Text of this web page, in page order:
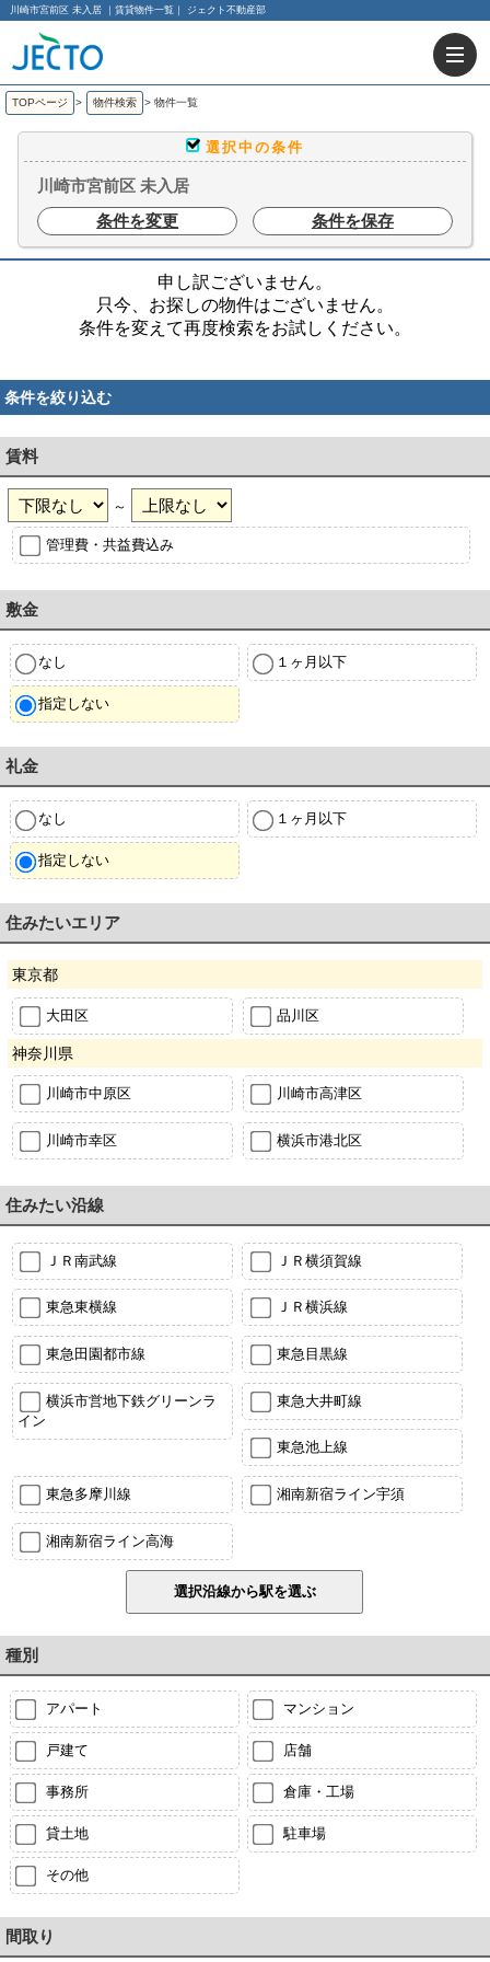
川崎市宮前区 未入居 ｜賃貸物件一覧｜ ジェクト不動産部
TOPページ > 物件検索 > 物件一覧
選択中の条件
川崎市宮前区 未入居
条件を変更
条件を保存
申し訳ございません。
只今、お探しの物件はございません。
条件を変えて再度検索をお試しください。
条件を絞り込む
賃料
～
管理費・共益費込み
敷金
なし １ヶ月以下
指定しない
礼金
なし １ヶ月以下
指定しない
住みたいエリア
東京都
大田区 品川区
神奈川県
川崎市中原区 川崎市高津区
川崎市幸区 横浜市港北区
住みたい沿線
ＪＲ南武線 ＪＲ横須賀線
東急東横線 ＪＲ横浜線
東急田園都市線 東急目黒線
横浜市営地下鉄グリーンラ
イン
東急大井町線
東急池上線
東急多摩川線 湘南新宿ライン宇須
湘南新宿ライン高海
種別
アパート マンション
戸建て 店舗
事務所 倉庫・工場
貸土地 駐車場
その他
間取り